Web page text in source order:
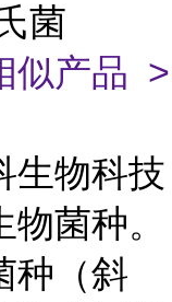
菌
似产品 >
生物科技
菌种。
种（斜